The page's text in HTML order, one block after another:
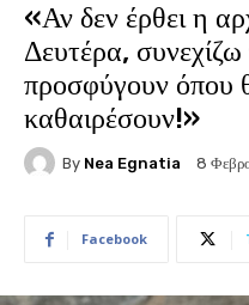
«Αν δεν έρθει η
Δευτέρα,
προσφύγουν όπου
καθαιρέσουν!»
By Nea Egnatia 8
Facebook